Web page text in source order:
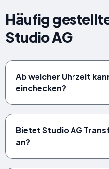
Häufig
Studio AG
Ab welcher Uhrzeit
einchecken?
Bietet Studio AG
an?